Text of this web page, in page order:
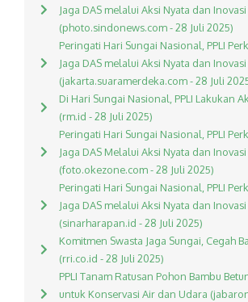
Jaga DAS melalui Aksi Nyata dan
(photo.sindonews.com - 28 Juli 2025)
Peringati Hari Sungai Nasional, PPLI
Jaga DAS melalui Aksi Nyata dan
(jakarta.suaramerdeka.com - 28 Juli
Di Hari Sungai Nasional, PPLI Lakukan
(rm.id - 28 Juli 2025)
Peringati Hari Sungai Nasional, PPLI
Jaga DAS Melalui Aksi Nyata dan
(foto.okezone.com - 28 Juli 2025)
Peringati Hari Sungai Nasional, PPLI
Jaga DAS melalui Aksi Nyata dan
(sinarharapan.id - 28 Juli 2025)
Komitmen Swasta Jaga Sungai, Cegah
(rri.co.id - 28 Juli 2025)
PPLI Tanam Ratusan Pohon Bambu
untuk Konservasi Air dan Udara